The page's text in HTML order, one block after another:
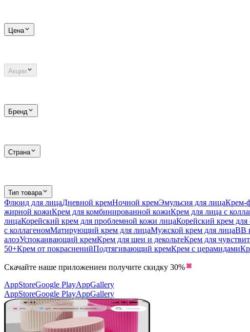
Цена
Акции
Бренд
Страна
Тип товара
Флюид для лицаДневной кремНочной кремЭмульсия для лицаКрем-
жирной кожиКрем для комбинированной кожиКрем для лица с
лицаКорейский крем для проблемной кожи лицаКорейский крем
с коллагеномМатирующий крем для лицаМужской крем для лицаBB
алоэУспокаивающий кремКрем для шеи и декольтеКрем для
50+Крем от покрасненийПодтягивающий кремКрем с церамидами
Скачайте наше приложениеи получите скидку 30%
AppStoreGoogle PlayAppGallery
AppStoreGoogle PlayAppGallery